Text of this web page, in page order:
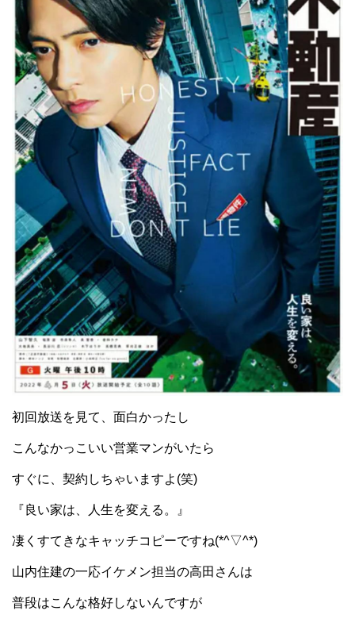
初回放送を見て、面白かったし
こんなかっこいい営業マンがいたら
すぐに、契約しちゃいますよ(笑)
『良い家は、人生を変える。』
凄くすてきなキャッチコピーですね(*^▽^*)
山内住建の一応イケメン担当の高田さんは
普段はこんな格好しないんですが